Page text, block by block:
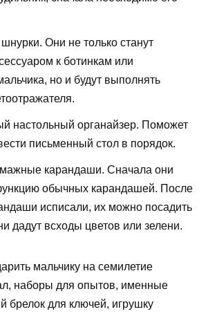
Они не только станут
к ботинкам или
но и будут выполнять
настольный органайзер. Поможет
письменный стол в порядок.
карандаши. Сначала они
обычных карандашей. После
исписали, их можно посадить
дадут всходы цветов или зелени.
мальчику на семилетие
наборы для опытов, именные
брелок для ключей, игрушку